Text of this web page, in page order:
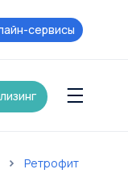
сервисы
и партнеры
Ретрофит